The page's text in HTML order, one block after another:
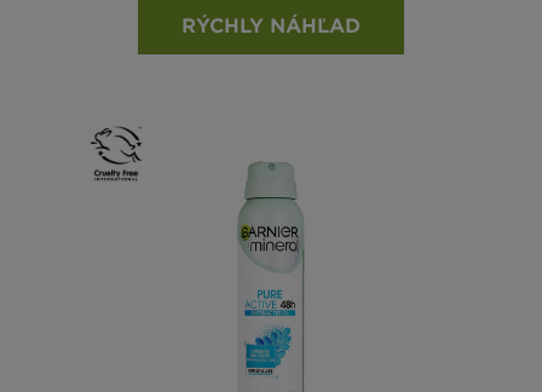
RÝCHLY NÁHĽAD